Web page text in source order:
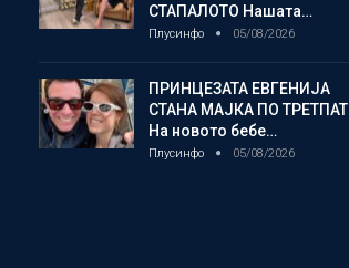
СТАПАЛОТО Нашата…
Плусинфо 05/08/2026
ПРИНЦЕЗАТА ЕВГЕНИЈА
СТАНА МАЈКА ПО ТРЕТПАТ
На новото бебе…
Плусинфо 05/08/2026